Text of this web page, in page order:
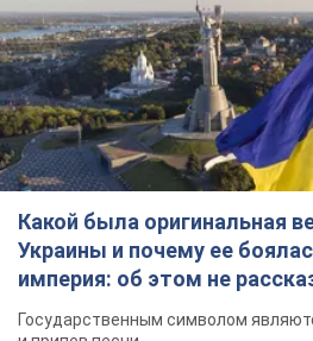
Государственным символом
и припев песни
3 години тому 11,9 т.
Александру Пономареву –
известно о трех детях секс-
символа 90-х и как они
Несмотря на развитие карьеры,
забывал о личном счастье
8 годин тому 8,1 т.